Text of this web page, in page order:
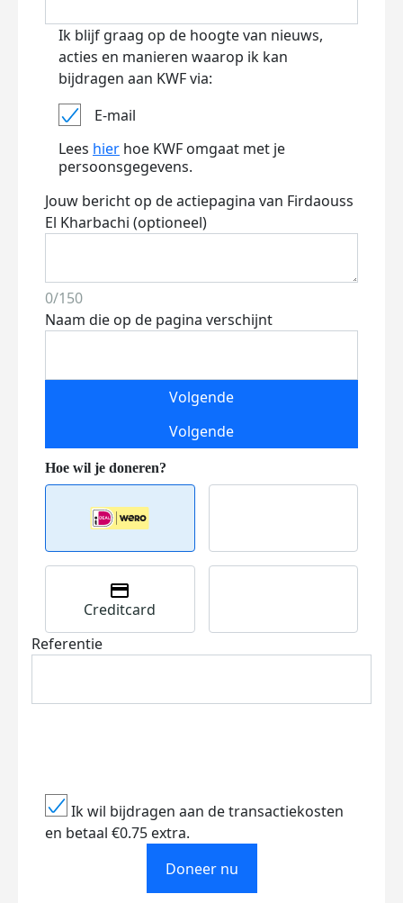
Ik blijf graag op de hoogte van nieuws,
acties en manieren waarop ik kan
bijdragen aan KWF via:
E-mail
Lees hier hoe KWF omgaat met je
persoonsgegevens.
Jouw bericht op de actiepagina van Firdaouss
El Kharbachi (optioneel)
0/150
Naam die op de pagina verschijnt
Volgende
Volgende
Creditcard
Referentie
Ik wil bijdragen aan de transactiekosten
en betaal €0.75 extra.
Doneer nu